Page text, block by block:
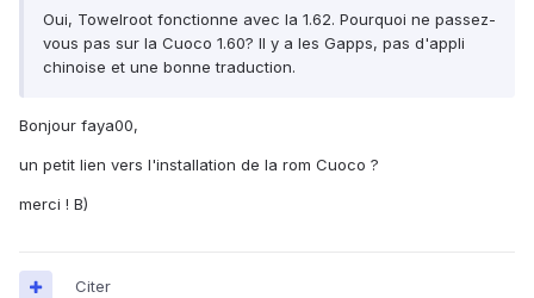
Oui, Towelroot fonctionne avec la 1.62. Pourquoi ne passez-
vous pas sur la Cuoco 1.60? Il y a les Gapps, pas d'appli
chinoise et une bonne traduction.
Bonjour faya00,
un petit lien vers l'installation de la rom Cuoco ?
merci ! B)
Citer